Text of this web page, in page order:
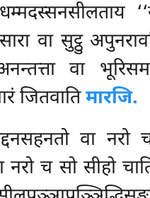
वा सुट्ठु
वा
जितवातिमारजि.
वा
नरो च सो सीहो